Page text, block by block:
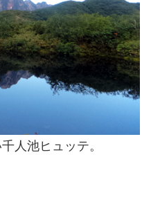
人池ヒュッテ。